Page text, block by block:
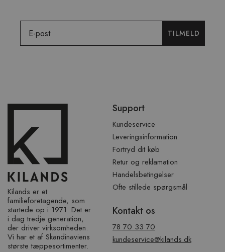
TILMELD
over
Kilands er et
familieforetagende, som
startede op i 1971. Det er
i dag tredje generation,
der driver virksomheden.
Vi har et af ​​Skandinaviens
største tæppesortimenter.
Support
Kundeservice
Leveringsinformation
Fortryd dit køb
Retur og reklamation
Handelsbetingelser
Ofte stillede spørgsmål
Kontakt os
78 70 33 70
kundeservice@kilands.dk